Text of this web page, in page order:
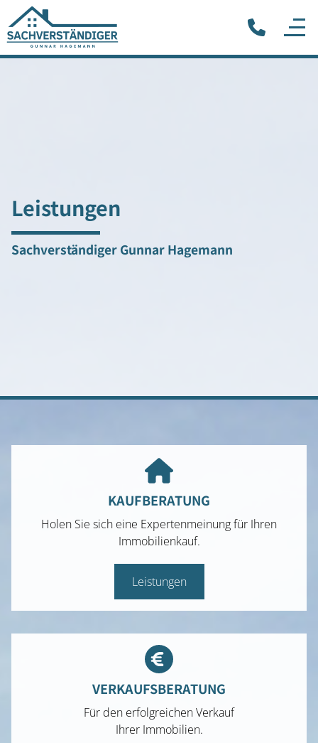
Leistungen
Sachverständiger Gunnar Hagemann
KAUFBERATUNG
Holen Sie sich eine Expertenmeinung für Ihren
Immobilienkauf.
Leistungen
VERKAUFSBERATUNG
Für den erfolgreichen Verkauf
Ihrer Immobilien.